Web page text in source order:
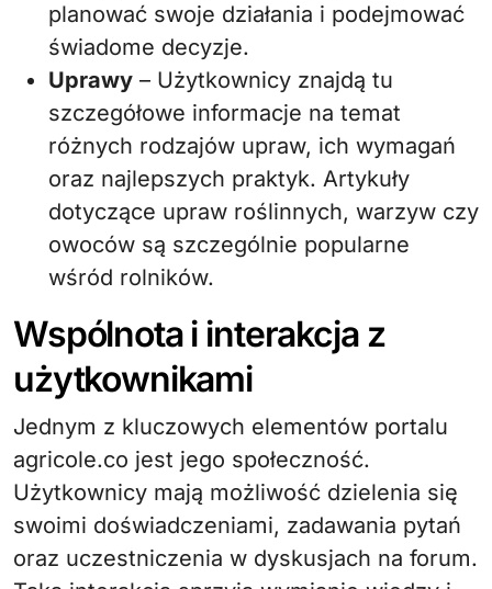
planować swoje działania i podejmować
świadome decyzje.
Uprawy – Użytkownicy znajdą tu
szczegółowe informacje na temat
różnych rodzajów upraw, ich wymagań
oraz najlepszych praktyk. Artykuły
dotyczące upraw roślinnych, warzyw czy
owoców są szczególnie popularne
wśród rolników.
Wspólnota i interakcja z
użytkownikami
Jednym z kluczowych elementów portalu
agricole.co jest jego społeczność.
Użytkownicy mają możliwość dzielenia się
swoimi doświadczeniami, zadawania pytań
oraz uczestniczenia w dyskusjach na forum.